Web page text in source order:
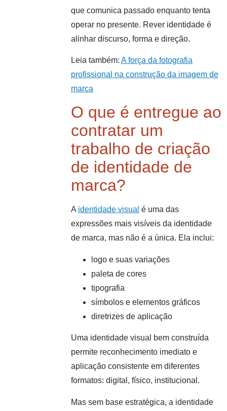
que comunica passado enquanto tenta
operar no presente. Rever identidade é
alinhar discurso, forma e direção.
Leia também: A força da fotografia
profissional na construção da imagem de
marca
O que é entregue ao
contratar um
trabalho de criação
de identidade de
marca?
A identidade visual é uma das
expressões mais visíveis da identidade
de marca, mas não é a única. Ela inclui:
logo e suas variações
paleta de cores
tipografia
símbolos e elementos gráficos
diretrizes de aplicação
Uma identidade visual bem construída
permite reconhecimento imediato e
aplicação consistente em diferentes
formatos: digital, físico, institucional.
Mas sem base estratégica, a identidade